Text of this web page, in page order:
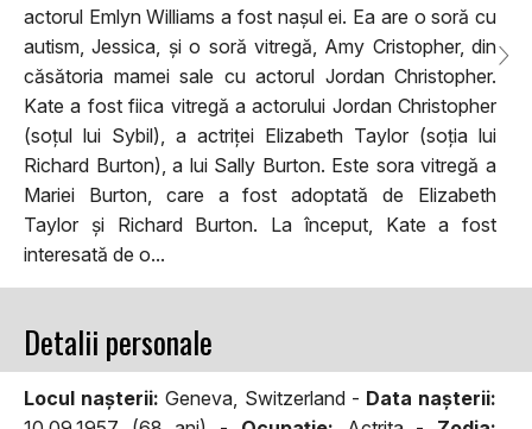
actorul Emlyn Williams a fost nașul ei. Ea are o soră cu
autism, Jessica, și o soră vitregă, Amy Cristopher, din
căsătoria mamei sale cu actorul Jordan Christopher.
Kate a fost fiica vitregă a actorului Jordan Christopher
(soțul lui Sybil), a actriței Elizabeth Taylor (soția lui
Richard Burton), a lui Sally Burton. Este sora vitregă a
Mariei Burton, care a fost adoptată de Elizabeth
Taylor și Richard Burton. La început, Kate a fost
interesată de o...
Detalii personale
Locul naşterii: Geneva, Switzerland - Data naşterii: